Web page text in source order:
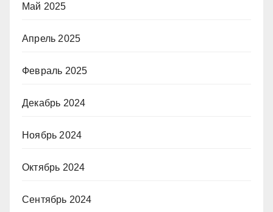
Май 2025
Апрель 2025
Февраль 2025
Декабрь 2024
Ноябрь 2024
Октябрь 2024
Сентябрь 2024